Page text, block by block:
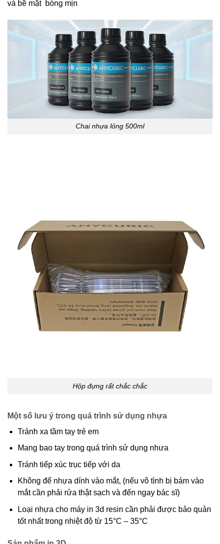
và bề mặt bóng mịn
Chai nhựa lỏng 500ml
Hộp đựng rất chắc chắc
Một số lưu ý trong quá trình sử dụng nhựa
Tránh xa tầm tay trẻ em
Mang bao tay trong quá trình sử dụng nhưa
Tránh tiếp xúc trục tiếp với da
Không để nhựa dính vào mắt, (nếu vô tình bị bám vào
mắt cần phải rửa thật sạch và đến ngay bác sĩ)
Loại nhựa cho máy in 3d resin cần phải được bảo quản
tốt nhất trong nhiệt độ từ 15°C – 35°C